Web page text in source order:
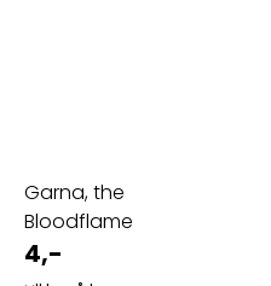
Garna, the
Bloodflame
4,-